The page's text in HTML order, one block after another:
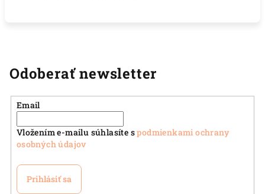
Odoberať newsletter
Email
Vložením e-mailu súhlasíte spodmienkami ochrany
osobných údajov
Prihlásiť sa